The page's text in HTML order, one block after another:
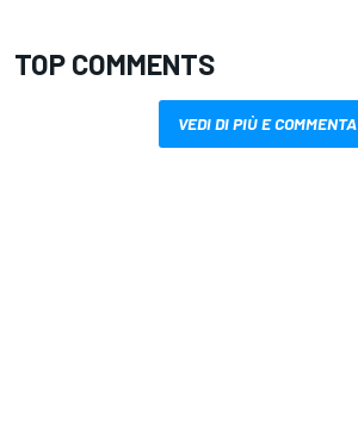
TOP COMMENTS
VEDI DI PIÙ E COMMENTA